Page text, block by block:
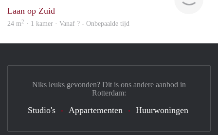
Laan op Zuid
24 m2 · 1 kamer · Vanaf ? - Onbepaalde tijd
Niks leuks gevonden? Dit is ons andere aanbod in
Rotterdam:
Studio's Appartementen Huurwoningen